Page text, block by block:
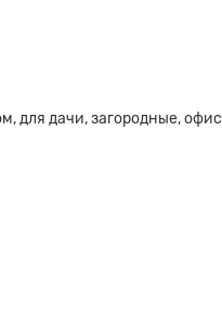
для дачи, загородные,